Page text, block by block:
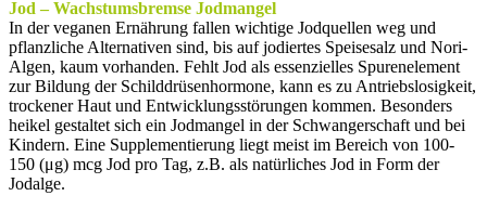
Jod – Wachstumsbremse Jodmangel
In der veganen Ernährung fallen wichtige Jodquellen weg und
pflanzliche Alternativen sind, bis auf jodiertes Speisesalz und Nori-
Algen, kaum vorhanden. Fehlt Jod als essenzielles Spurenelement
zur Bildung der Schilddrüsenhormone, kann es zu Antriebslosigkeit,
trockener Haut und Entwicklungsstörungen kommen. Besonders
heikel gestaltet sich ein Jodmangel in der Schwangerschaft und bei
Kindern. Eine Supplementierung liegt meist im Bereich von 100-
150 (μg) mcg Jod pro Tag, z.B. als natürliches Jod in Form der
Jodalge.